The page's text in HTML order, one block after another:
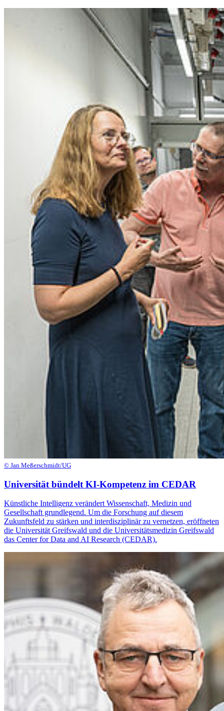
© Jan Meßerschmidt/UG
Universität bündelt KI-Kompetenz im CEDAR
Künstliche Intelligenz verändert Wissenschaft, Medizin und
Gesellschaft grundlegend. Um die Forschung auf diesem
Zukunftsfeld zu stärken und interdisziplinär zu vernetzen, eröffneten
die Universität Greifswald und die Universitätsmedizin Greifswald
das Center for Data and AI Research (CEDAR).